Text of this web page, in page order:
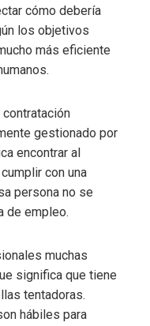
cómo debería
los objetivos
más eficiente
gestionado por
encontrar al
con una
persona no se
de empleo.
muchas
significa que tiene
tentadoras.
hábiles para